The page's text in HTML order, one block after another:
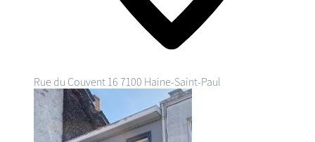
Rue du Couvent 16 7100 Haine-Saint-Paul